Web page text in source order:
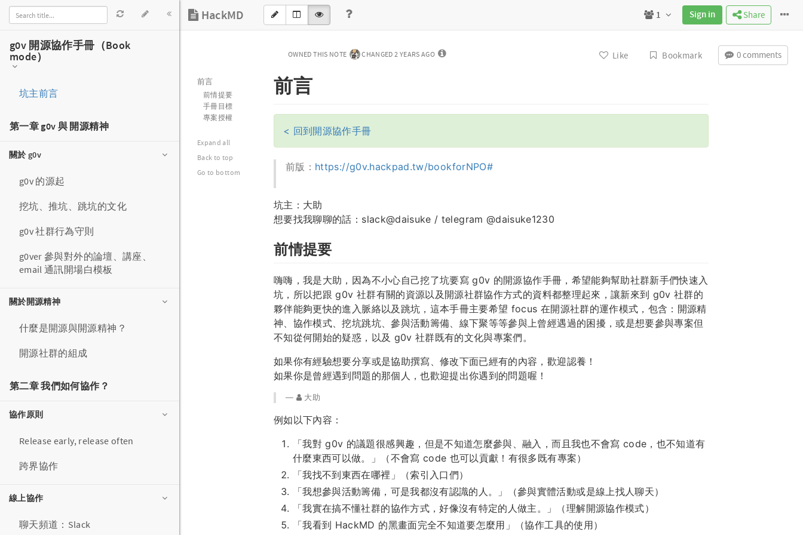
g0v 開源協作手冊（Book
mode）
坑主前言
第一章 g0v 與 開源精神
關於 g0v
g0v 的源起
挖坑、推坑、跳坑的文化
g0v 社群行為守則
g0ver 參與對外的論壇、講座、
email 通訊開場白模板
關於開源精神
什麼是開源與開源精神？
開源社群的組成
第二章 我們如何協作？
協作原則
Release early, release often
跨界協作
線上協作
聊天頻道：Slack